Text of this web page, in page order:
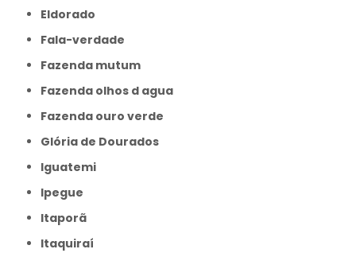
Eldorado
Fala-verdade
Fazenda mutum
Fazenda olhos d agua
Fazenda ouro verde
Glória de Dourados
Iguatemi
Ipegue
Itaporã
Itaquiraí